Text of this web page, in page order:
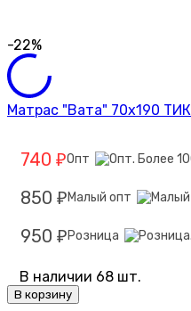
-22%
Матрас "Вата" 70х190 ТИК
740 ₽Опт
850 ₽ Малый опт
950 ₽ Розница
В наличии 68 шт.
В корзину